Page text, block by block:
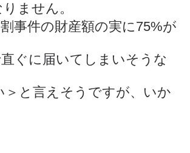
ません。
事件の財産額の実に75%が
ぐに届いてしまいそうな
と言えそうですが、いか